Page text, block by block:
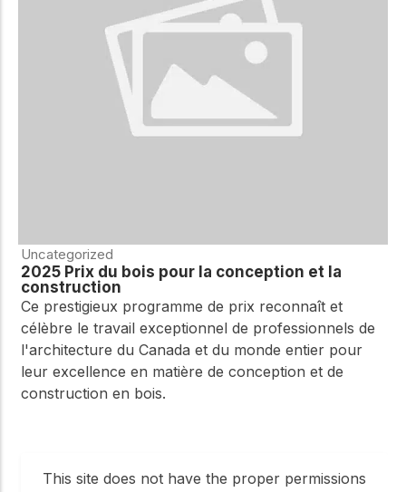
Uncategorized
2025 Prix du bois pour la conception et la
construction
Ce prestigieux programme de prix reconnaît et
célèbre le travail exceptionnel de professionnels de
l'architecture du Canada et du monde entier pour
leur excellence en matière de conception et de
construction en bois.
This site does not have the proper permissions